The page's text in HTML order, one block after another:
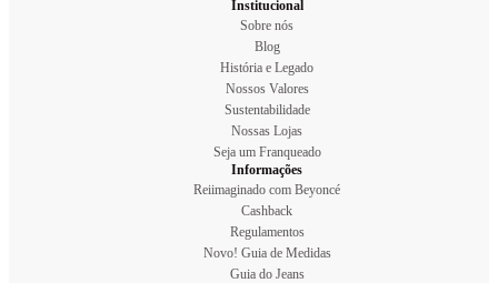
Institucional
Sobre nós
Blog
História e Legado
Nossos Valores
Sustentabilidade
Nossas Lojas
Seja um Franqueado
Informações
Reiimaginado com Beyoncé
Cashback
Regulamentos
Novo! Guia de Medidas
Guia do Jeans